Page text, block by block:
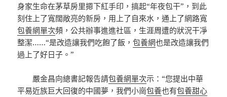
身家生命在茅草房里摁下紅手印，搞起“年夜包干”，到此
刻住上了寬闊敞亮的新房，用上了自來水，通上了網路寬
包養網單次頻，公共辦事進進社區，生涯周遭的狀況干凈
整潔……“是改造讓我們吃飽了飯，包養網也是改造讓我們
過上了好日子。”
嚴金昌向總書記報告請包養網單次示：“您提出中華
平易近族巨大回復的中國夢，我們小崗包養也有包養甜心